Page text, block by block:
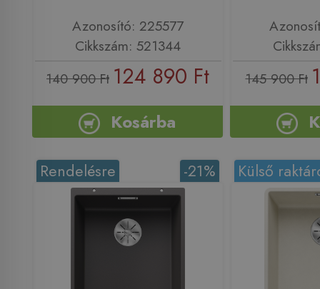
Azonosító: 225577
Cikkszám: 521344
140 900 Ft 124 890 Ft
Kosárba
145 900 Ft
-21%
Rendelésre Külső